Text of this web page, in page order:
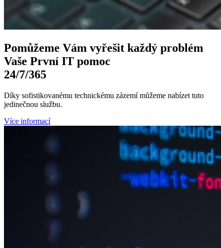
Pomůžeme Vám vyřešit každý problém
Vaše První IT pomoc
24/7/365
Díky sofistikovanému technickému zázemí můžeme nabízet tuto
jedinečnou službu.
Více informací